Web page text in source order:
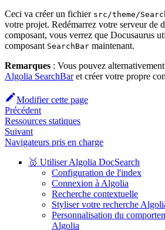
Ceci va créer un fichier src/theme/
votre projet. Redémarrez votre serveur de
composant, vous verrez que Docusaurus
composant SearchBar maintenant.
Remarques : Vous pouvez alternativement
Algolia SearchBaret créer votre propre
Modifier cette page
Précédent
Ressources statiques
Suivant
Navigateurs pris en charge
🥇 Utiliser Algolia DocSearch
Configuration de l'index
Connexion à Algolia
Recherche contextuelle
Styliser votre recherche
Personnalisation du
Algolia